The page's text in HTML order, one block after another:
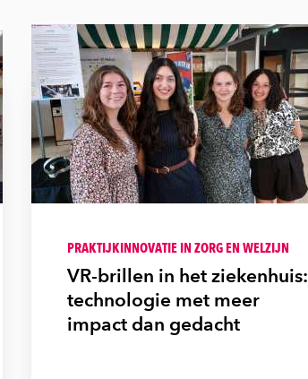
PRAKTIJKINNOVATIE IN ZORG EN WELZIJN
VR-brillen in het ziekenhuis:
technologie met meer
impact dan gedacht